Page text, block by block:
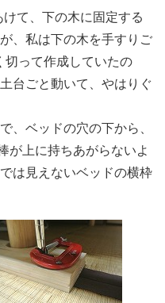
て、下の木に固定する
、私は下の木を手すりご
切って作成していたの
台ごと動いて、やはりぐ
、ベッドの穴の下から、
が上に持ちあがらないよ
は見えないベッドの横枠